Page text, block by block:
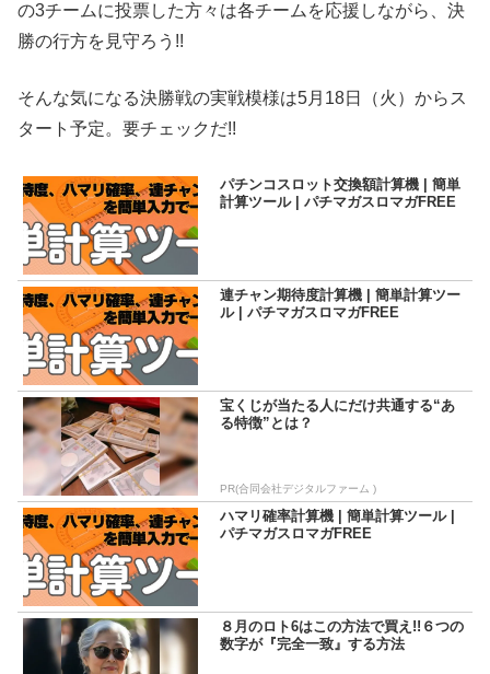
の3チームに投票した方々は各チームを応援しながら、決
勝の行方を見守ろう!!
そんな気になる決勝戦の実戦模様は5月18日（火）からス
タート予定。要チェックだ!!
パチンコスロット交換額計算機 | 簡単
計算ツール | パチマガスロマガFREE
連チャン期待度計算機 | 簡単計算ツー
ル | パチマガスロマガFREE
宝くじが当たる人にだけ共通する“あ
る特徴”とは？
PR(合同会社デジタルファーム )
ハマリ確率計算機 | 簡単計算ツール |
パチマガスロマガFREE
８月のロト6はこの方法で買え!!６つの
数字が『完全一致』する方法